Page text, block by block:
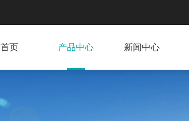
首页 产品中心 新闻中心